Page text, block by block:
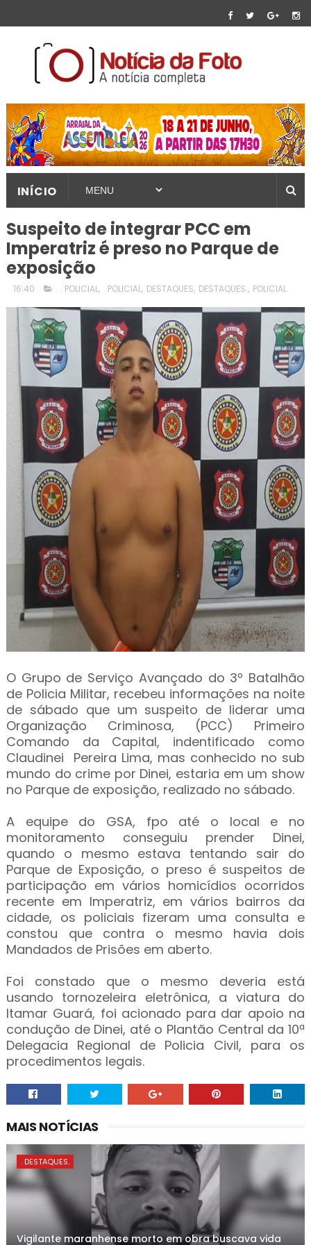
INÍCIO
Suspeito de integrar PCC em
Imperatriz é preso no Parque de
exposição
16:40 . . POLICIAL, . POLICIAL, DESTAQUES, DESTAQUES., POLICIAL
O Grupo de Serviço Avançado do 3º Batalhão
de Policia Militar, recebeu informações na noite
de sábado que um suspeito de liderar uma
Organização Criminosa, (PCC) Primeiro
Comando da Capital, indentificado como
Claudinei Pereira Lima, mas conhecido no sub
mundo do crime por Dinei, estaria em um show
no Parque de exposição, realizado no sábado.
A equipe do GSA, fpo até o local e no
monitoramento conseguiu prender Dinei,
quando o mesmo estava tentando sair do
Parque de Exposição, o preso é suspeitos de
participação em vários homicídios ocorridos
recente em Imperatriz, em vários bairros da
cidade, os policiais fizeram uma consulta e
constou que contra o mesmo havia dois
Mandados de Prisões em aberto.
Foi constado que o mesmo deveria está
usando tornozeleira eletrônica, a viatura do
Itamar Guará, foi acionado para dar apoio na
condução de Dinei, até o Plantão Central da 10ª
Delegacia Regional de Policia Civil, para os
procedimentos legais.
MAIS NOTÍCIAS
. DESTAQUES.
Vigilante maranhense morto em obra buscava vida